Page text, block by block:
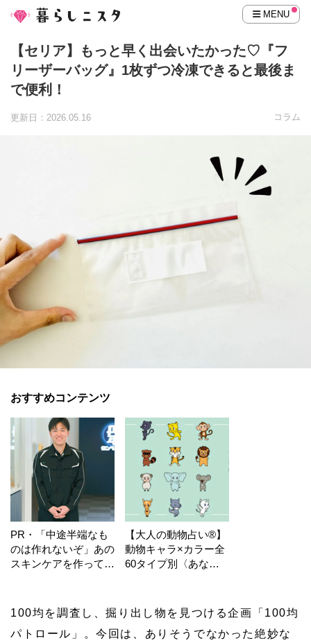
MENU
【セリア】もっと早く出会いたかった♡『フ
リーザーバッグ』1枚ずつ冷凍できると最後ま
で便利！
更新日：2026.05.16 コラム
おすすめコンテンツ
PR・「中途半端なも
のは作れないぞ」あの
スキンケアを作ってい
【大人の動物占い®】
動物キャラ×カラー全
60タイプ別〈あなた
100均を調査し、掘り出し物を見つける企画「100均
パトロール」。今回は、ありそうでなかった絶妙な